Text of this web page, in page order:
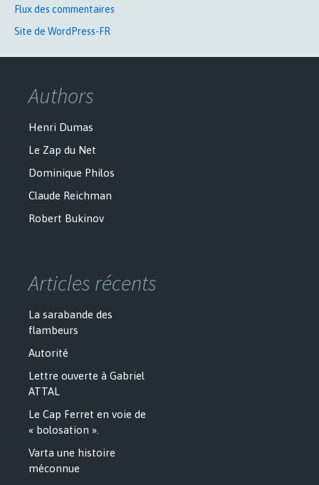
Flux des commentaires
Site de WordPress-FR
Authors
Henri Dumas
Le Zap du Net
Dominique Philos
Claude Reichman
Robert Bukinov
Articles récents
La sarabande des
flambeurs
Autorité
Lettre ouverte à Gabriel
ATTAL
Le Cap Ferret en voie de
« bolosation ».
Varta une histoire
méconnue